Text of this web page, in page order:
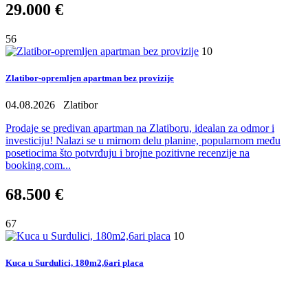
29.000 €
56
10
Zlatibor-opremljen apartman bez provizije
04.08.2026
Zlatibor
Prodaje se predivan apartman na Zlatiboru, idealan za odmor i
investiciju! Nalazi se u mirnom delu planine, popularnom među
posetiocima što potvrđuju i brojne pozitivne recenzije na
booking.com...
68.500 €
67
10
Kuca u Surdulici, 180m2,6ari placa